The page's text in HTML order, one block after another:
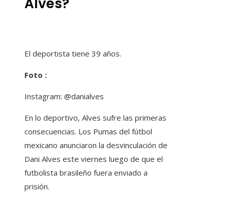
Alves?
El deportista tiene 39 años.
Foto :
Instagram: @danialves
En lo deportivo, Alves sufre las primeras
consecuencias. Los Pumas del fútbol
mexicano anunciaron la desvinculación de
Dani Alves este viernes luego de que el
futbolista brasileño fuera enviado a
prisión.